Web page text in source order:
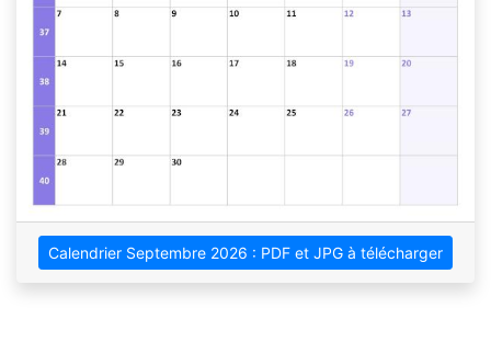
Calendrier Septembre 2026 : PDF et JPG à télécharger